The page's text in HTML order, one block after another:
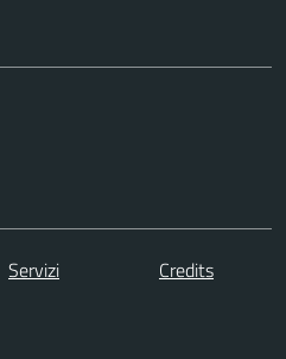
Servizi
Credits